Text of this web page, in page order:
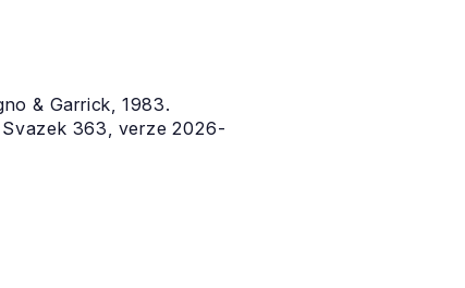
& Garrick, 1983.
363, verze 2026-